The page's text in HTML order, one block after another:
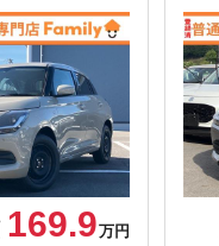
169.9万円